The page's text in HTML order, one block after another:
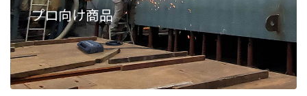
プロ向け商品